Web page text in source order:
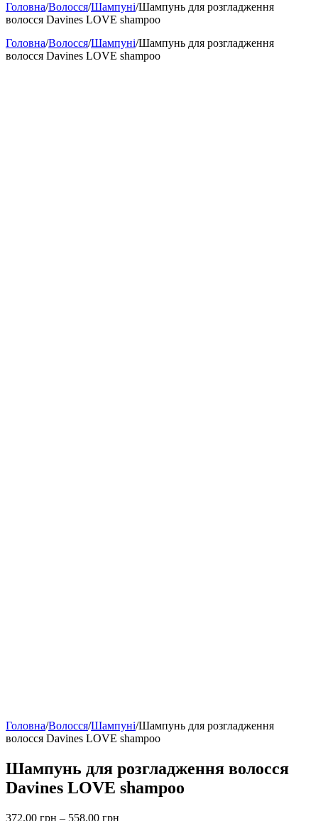
Головна/Волосся/Шампуні/Шампунь для розгладження
волосся Davines LOVE shampoo
Головна/Волосся/Шампуні/Шампунь для розгладження
волосся Davines LOVE shampoo
Головна/Волосся/Шампуні/Шампунь для розгладження
волосся Davines LOVE shampoo
Шампунь для розгладження волосся
Davines LOVE shampoo
372.00 грн – 558.00 грн